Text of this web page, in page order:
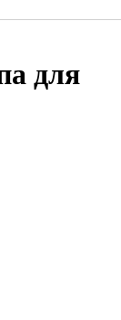
для